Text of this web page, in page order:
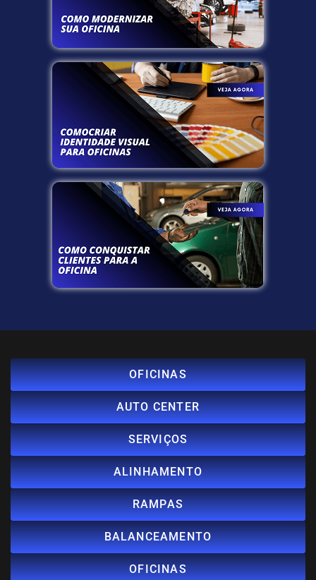
OFICINAS
AUTO CENTER
SERVIÇOS
ALINHAMENTO
RAMPAS
BALANCEAMENTO
OFICINAS